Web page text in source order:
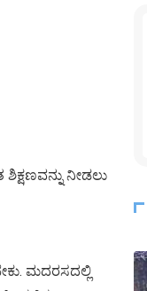
ನೀಡಲು
ಮದರಸದಲ್ಲಿ